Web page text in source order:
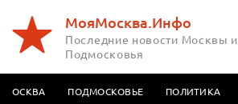
МояМосква.Инфо
Последние новости Москвы и
Подмосковья
МОСКВА ПОДМОСКОВЬЕ ПОЛИТИКА